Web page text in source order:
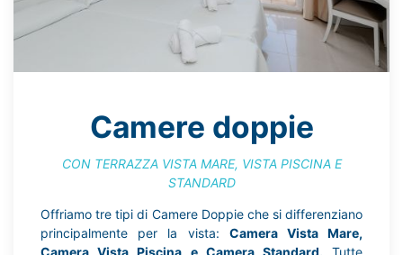
Camere doppie
CON TERRAZZA VISTA MARE, VISTA PISCINA E
STANDARD
Offriamo tre tipi di Camere Doppie che si differenziano
principalmente per la vista: Camera Vista Mare,
Camera Vista Piscina e Camera Standard.Tutte